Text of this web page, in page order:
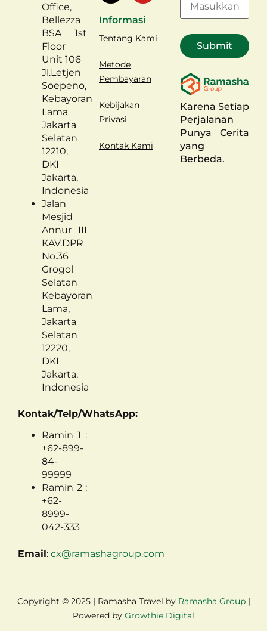
Office,
Bellezza
BSA 1st
Floor
Unit 106
Jl.Letjen
Soepeno,
Kebayoran
Lama
Jakarta
Selatan
12210,
DKI
Jakarta,
Indonesia
Jalan
Mesjid
Annur III
KAV.DPR
No.36
Grogol
Selatan
Kebayoran
Lama,
Jakarta
Selatan
12220,
DKI
Jakarta,
Indonesia
Kontak/Telp/WhatsApp:
Ramin 1 :
+62-899-
84-
99999
Ramin 2 :
+62-
8999-
042-333
Email: cx@ramashagroup.com
Informasi
Tentang Kami
Metode
Pembayaran
Kebijakan
Privasi
Kontak Kami
Karena Setiap
Perjalanan
Punya Cerita
yang
Berbeda.
Copyright © 2025 | Ramasha Travel by Ramasha Group|
Powered by Growthie Digital